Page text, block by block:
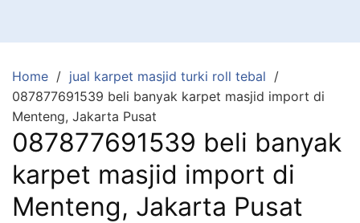
Home
jual karpet masjid turki roll tebal
087877691539 beli banyak karpet masjid import di
Menteng, Jakarta Pusat
087877691539 beli banyak
karpet masjid import di
Menteng, Jakarta Pusat